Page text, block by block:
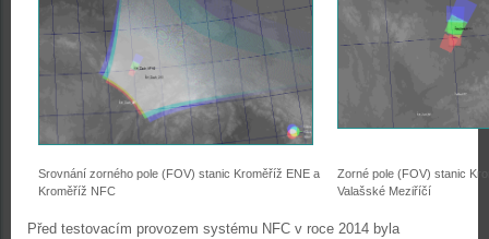
Srovnání zorného pole (FOV) stanic Kroměříž ENE a
Kroměříž NFC
Zorné pole (FOV) stanic
Valašské Meziříčí
Před testovacím provozem systému NFC v roce 2014 byla